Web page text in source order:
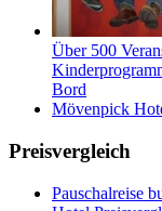
Über 500
Bord
Mövenpick
Preisvergleich
Pauschalreise